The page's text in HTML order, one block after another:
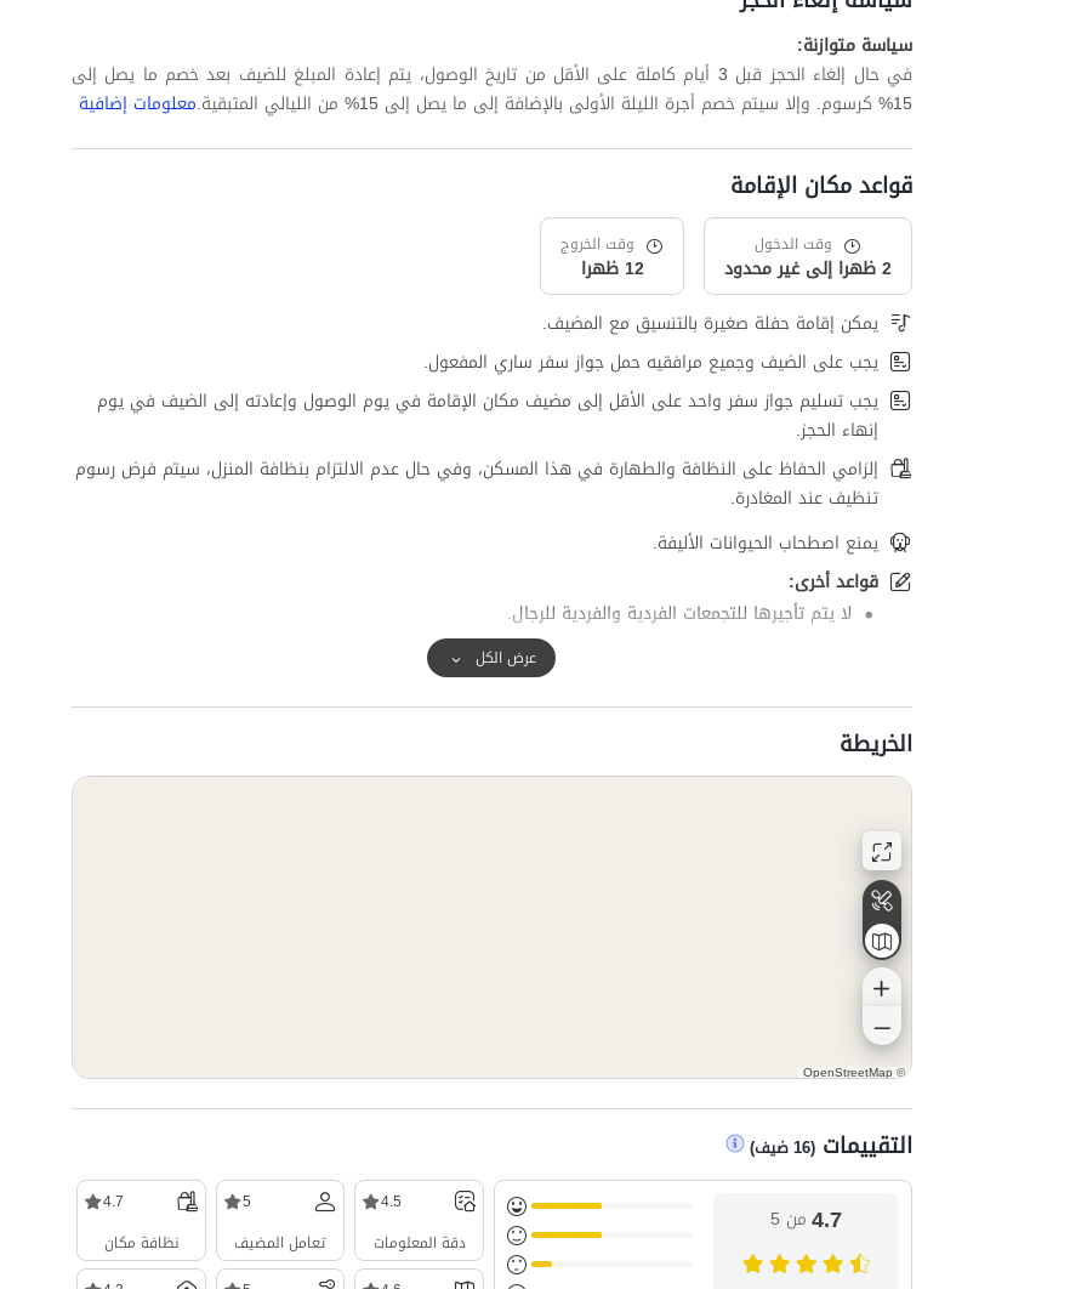
سياسة متوازنة:
في حال إلغاء الحجز قبل 3 أيام كاملة على الأقل من تاريخ الوصول، يتم إعادة المبلغ للضيف بعد خصم ما يصل إلى
15% كرسوم. وإلا سيتم خصم أجرة الليلة الأولى بالإضافة إلى ما يصل إلى 15% من الليالي المتبقية.
معلومات إضافية
قواعد مكان الإقامة
وقت الدخول
2 ظهرا إلى غير محدود
وقت الخروج
12 ظهرا
يمكن إقامة حفلة صغيرة بالتنسيق مع المضيف.
يجب على الضيف وجميع مرافقيه حمل جواز سفر ساري المفعول.
يجب تسليم جواز سفر واحد على الأقل إلى مضيف مكان الإقامة في يوم الوصول وإعادته إلى الضيف في يوم
إنهاء الحجز.
إلزامي الحفاظ على النظافة والطهارة في هذا المسكن، وفي حال عدم الالتزام بنظافة المنزل، سيتم فرض رسوم
تنظيف عند المغادرة.
يمنع اصطحاب الحيوانات الأليفة.
قواعد أخرى:
لا يتم تأجيرها للتجمعات الفردية والفردية للرجال.
عرض الكل
الخريطة
©
OpenStreetMap
التقييمات (
16ضيف)
4.7من 5
4.5
دقة المعلومات
5
تعامل المضيف
4.7
نظافة مكان